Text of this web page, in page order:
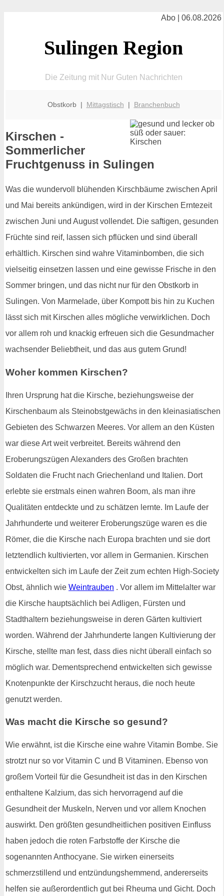
Abo | 06.08.2026
Sulingen Region
Die Zeitung mit Nur Guten Nachrichten
Obstkorb | Mittagstisch | Branchenbuch
Kirschen -
Sommerlicher
Fruchtgenuss in Sulingen
Was die wundervoll blühenden Kirschbäume zwischen April
und Mai bereits ankündigen, wird in der Kirschen Erntezeit
zwischen Juni und August vollendet. Die saftigen, gesunden
Früchte sind reif, lassen sich pflücken und sind überall
erhältlich. Kirschen sind wahre Vitaminbomben, die sich
vielseitig einsetzen lassen und eine gewisse Frische in den
Sommer bringen, und das nicht nur für den Obstkorb in
Sulingen. Von Marmelade, über Kompott bis hin zu Kuchen
lässt sich mit Kirschen alles mögliche verwirklichen. Doch
vor allem roh und knackig erfreuen sich die Gesundmacher
wachsender Beliebtheit, und das aus gutem Grund!
Woher kommen Kirschen?
Ihren Ursprung hat die Kirsche, beziehungsweise der
Kirschenbaum als Steinobstgewächs in den kleinasiatischen
Gebieten des Schwarzen Meeres. Vor allem an den Küsten
war diese Art weit verbreitet. Bereits während den
Eroberungszügen Alexanders des Großen brachten
Soldaten die Frucht nach Griechenland und Italien. Dort
erlebte sie erstmals einen wahren Boom, als man ihre
Qualitäten entdeckte und zu schätzen lernte. Im Laufe der
Jahrhunderte und weiterer Eroberungszüge waren es die
Römer, die die Kirsche nach Europa brachten und sie dort
letztendlich kultivierten, vor allem in Germanien. Kirschen
entwickelten sich im Laufe der Zeit zum echten High-Society
Obst, ähnlich wie Weintrauben . Vor allem im Mittelalter war
die Kirsche hauptsächlich bei Adligen, Fürsten und
Stadthaltern beziehungsweise in deren Gärten kultiviert
worden. Während der Jahrhunderte langen Kultivierung der
Kirsche, stellte man fest, dass dies nicht überall einfach so
möglich war. Dementsprechend entwickelten sich gewisse
Knotenpunkte der Kirschzucht heraus, die noch heute
genutzt werden.
Was macht die Kirsche so gesund?
Wie erwähnt, ist die Kirsche eine wahre Vitamin Bombe. Sie
strotzt nur so vor Vitamin C und B Vitaminen. Ebenso von
großem Vorteil für die Gesundheit ist das in den Kirschen
enthaltene Kalzium, das sich hervorragend auf die
Gesundheit der Muskeln, Nerven und vor allem Knochen
auswirkt. Den größten gesundheitlichen positiven Einfluss
haben jedoch die roten Farbstoffe der Kirsche die
sogenannten Anthocyane. Sie wirken einerseits
schmerzstillend und entzündungshemmend, andererseits
helfen sie außerordentlich gut bei Rheuma und Gicht. Doch